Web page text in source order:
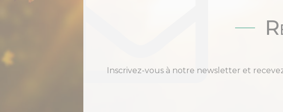
Inscrivez-vous à notre newsletter et